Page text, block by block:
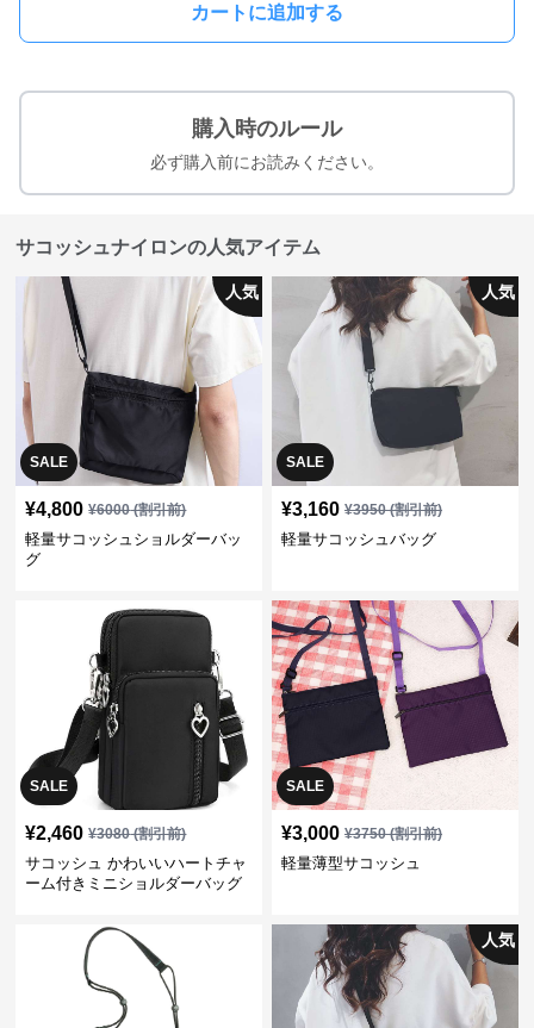
カートに追加する
購入時のルール
必ず購入前にお読みください。
サコッシュナイロンの人気アイテム
SALE
人気
¥4,800 ¥6000(割引前)
軽量サコッシュショルダーバッ
グ
SALE
人気
¥3,160 ¥3950(割引前)
軽量サコッシュバッグ
SALE
¥2,460 ¥3080(割引前)
サコッシュ かわいいハートチャ
ーム付きミニショルダーバッグ
SALE
¥3,000 ¥3750(割引前)
軽量薄型サコッシュ
人気